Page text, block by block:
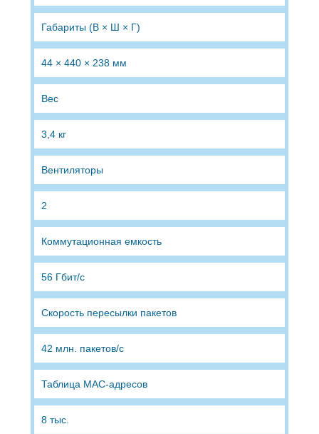
Габариты (В × Ш × Г)
44 × 440 × 238 мм
Вес
3,4 кг
Вентиляторы
2
Коммутационная емкость
56 Гбит/с
Скорость пересылки пакетов
42 млн. пакетов/с
Таблица MAC-адресов
8 тыс.